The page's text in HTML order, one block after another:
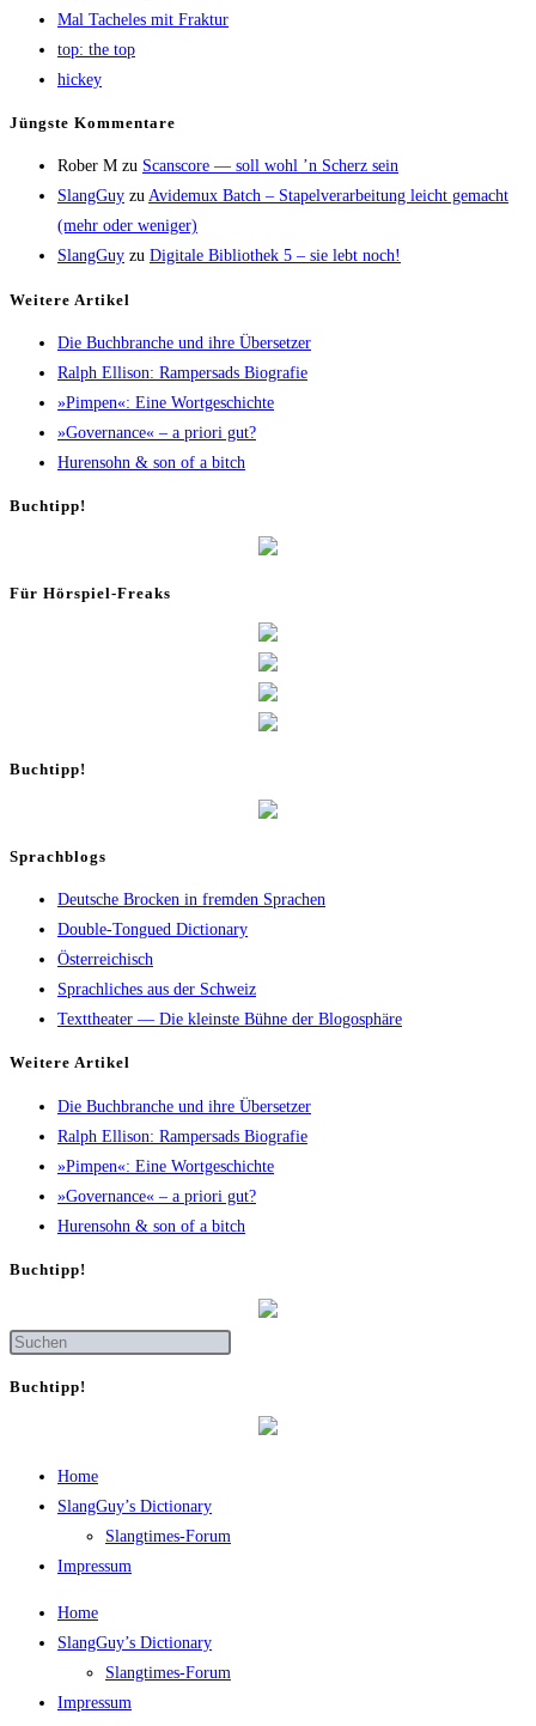
Mal Tache­les mit Fraktur
top: the top
hickey
Jüngs­te Kommentare
Rober M zu Scans­core — soll wohl ’n Scherz sein
SlangGuy zu Avi­de­mux Batch – Sta­pel­ver­ar­bei­tung leicht gemacht
(mehr oder weniger)
SlangGuy zu Digi­ta­le Biblio­thek 5 – sie lebt noch!
Wei­te­re Artikel
Die Buch­bran­che und ihre Übersetzer
Ralph Elli­son: Ram­pers­ads Biografie
»Pim­pen«: Eine Wortgeschichte
»Gover­nan­ce« – a prio­ri gut?
Huren­sohn & son of a bitch
Buch­tipp!
Für Hör­spiel-Freaks
Buch­tipp!
Sprachblogs
Deutsche Brocken in fremden Sprachen
Double-Tongued Dictionary
Österreichisch
Sprachliches aus der Schweiz
Texttheater — Die kleinste Bühne der Blogosphäre
Wei­te­re Artikel
Die Buch­bran­che und ihre Übersetzer
Ralph Elli­son: Ram­pers­ads Biografie
»Pim­pen«: Eine Wortgeschichte
»Gover­nan­ce« – a prio­ri gut?
Huren­sohn & son of a bitch
Buch­tipp!
Buch­tipp!
Home
SlangGuy’s Dic­tion­a­ry
Slang­times-Forum
Impres­sum
Home
SlangGuy’s Dic­tion­a­ry
Slang­times-Forum
Impres­sum